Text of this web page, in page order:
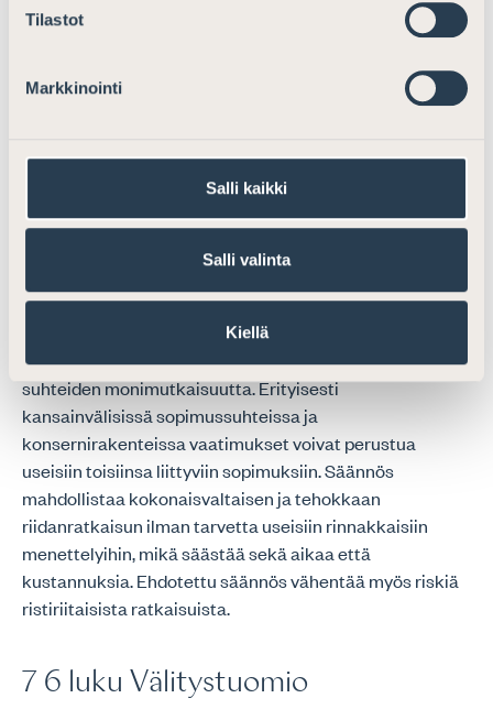
Tilastot
Markkinointi
Salli kaikki
Salli valinta
Kiellä
Suomen Asianajajat kannattaa 5 luvussa ehdotettuja
Ehdotettuun 22 §:ään sisältyvä
tervetulleita, eikä ole perusteltua, että aktiivinen
asianosainen joutuisi kärsimään passiivisen
asianosaisen viivyttelystä.
Suomen Asianajajat pitää myös ehdotettua 27 §:ää
kannatettavana uudistuksena ja lisäyksenä mallilakiin
verrattuna. Säännös vastaa nykyaikaisten kaupallisten
suhteiden monimutkaisuutta. Erityisesti
kansainvälisissä sopimussuhteissa ja
konsernirakenteissa vaatimukset voivat perustua
useisiin toisiinsa liittyviin sopimuksiin. Säännös
mahdollistaa kokonaisvaltaisen ja tehokkaan
riidanratkaisun ilman tarvetta useisiin rinnakkaisiin
menettelyihin, mikä säästää sekä aikaa että
kustannuksia. Ehdotettu säännös vähentää myös riskiä
ristiriitaisista ratkaisuista.
7 6 luku Välitystuomio